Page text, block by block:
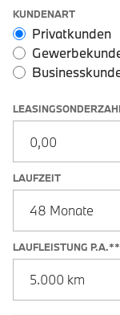
Leasingoptionen:
KUNDENART
Privatkunden
LAUFZEIT
LAUFLEISTUNG P.A.**